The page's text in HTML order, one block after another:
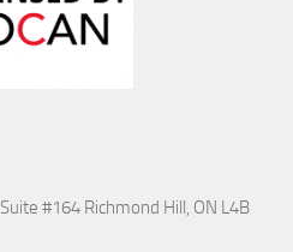
Suite #164 Richmond Hill, ON L4B